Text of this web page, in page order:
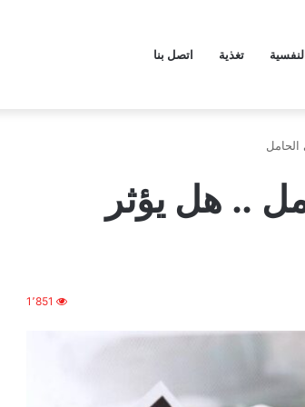
تغذية اتصل بنا
الحامل
.. هل يؤثر
1٬851